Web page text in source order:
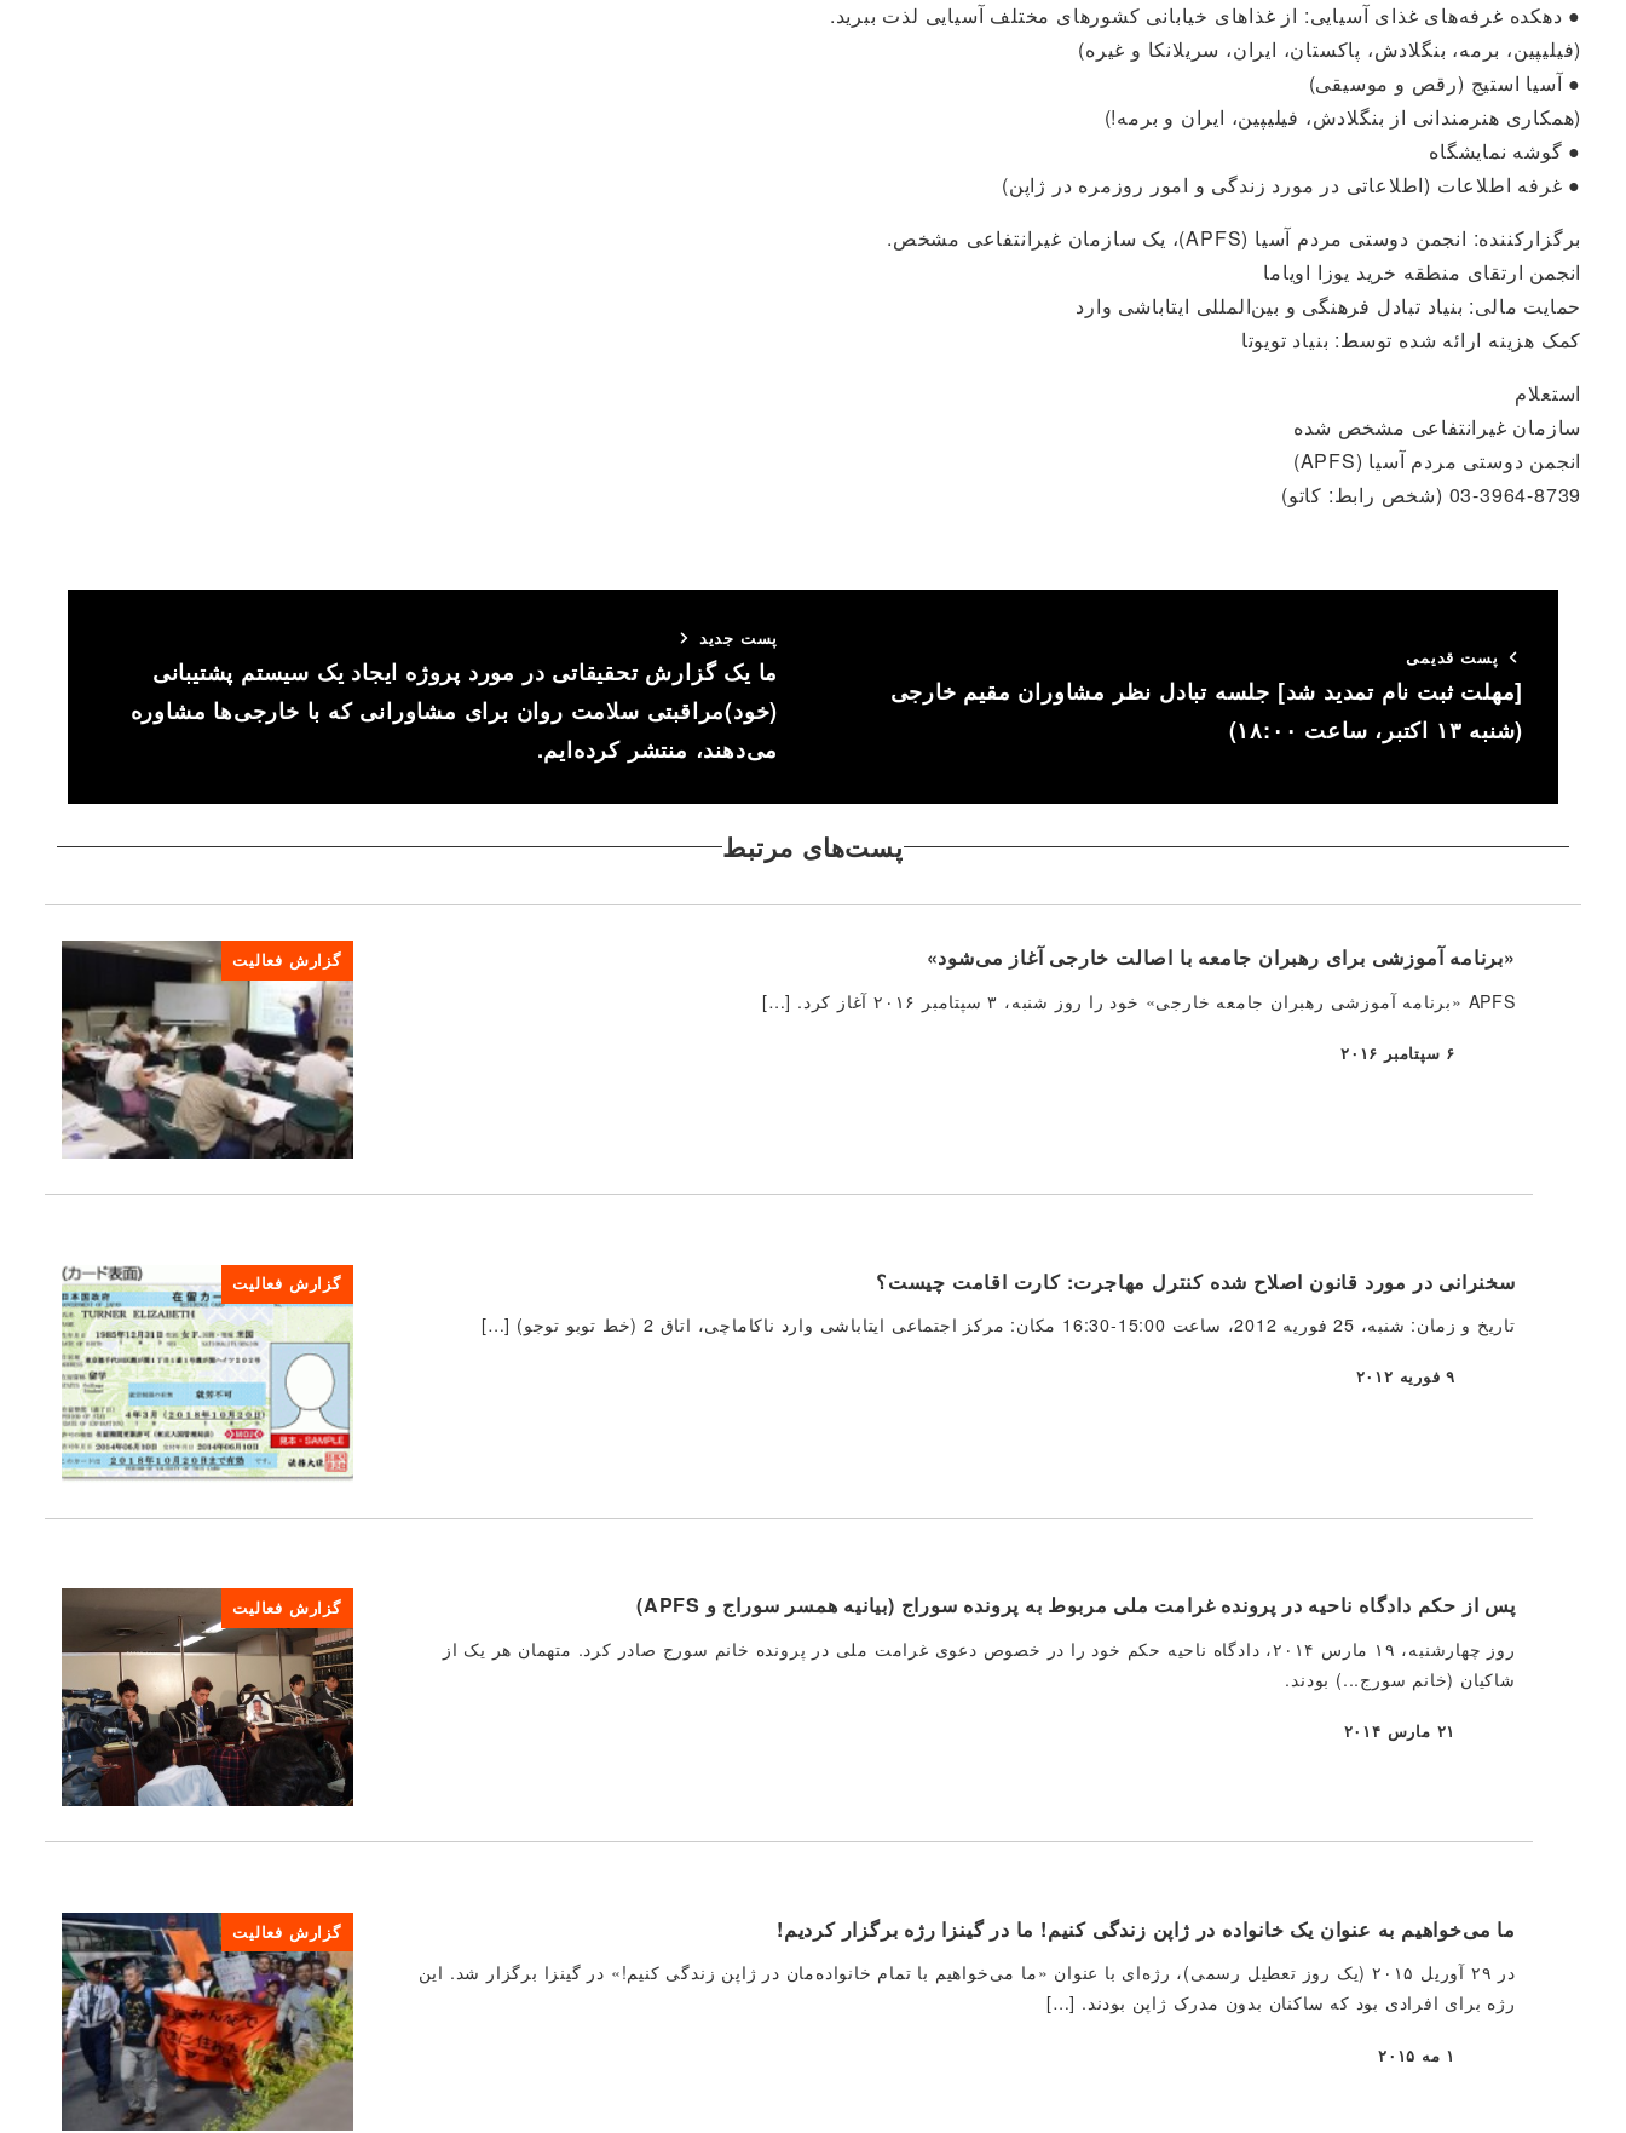
● دهکده غرفه‌های غذای آسیایی: از غذاهای خیابانی کشورهای مختلف آسیایی لذت ببرید.
(فیلیپین، برمه، بنگلادش، پاکستان، ایران، سریلانکا و غیره)
● آسیا استیج (رقص و موسیقی)
(همکاری هنرمندانی از بنگلادش، فیلیپین، ایران و برمه!)
● گوشه نمایشگاه
● غرفه اطلاعات (اطلاعاتی در مورد زندگی و امور روزمره در ژاپن)
برگزارکننده: انجمن دوستی مردم آسیا (APFS)، یک سازمان غیرانتفاعی مشخص.
انجمن ارتقای منطقه خرید یوزا اویاما
حمایت مالی: بنیاد تبادل فرهنگی و بین‌المللی ایتاباشی وارد
کمک هزینه ارائه شده توسط: بنیاد تویوتا
استعلام
سازمان غیرانتفاعی مشخص شده
انجمن دوستی مردم آسیا (APFS)
03-3964-8739 (شخص رابط: کاتو)
پست قدیمی
[مهلت ثبت نام تمدید شد] جلسه تبادل نظر مشاوران مقیم خارجی
(شنبه ۱۳ اکتبر، ساعت ۱۸:۰۰)
پست جدید
ما یک گزارش تحقیقاتی در مورد پروژه ایجاد یک سیستم پشتیبانی
(خود)مراقبتی سلامت روان برای مشاورانی که با خارجی‌ها مشاوره
می‌دهند، منتشر کرده‌ایم.
پست‌های مرتبط
گزارش فعالیت «برنامه آموزشی برای رهبران جامعه با اصالت خارجی آغاز می‌شود»
APFS «برنامه آموزشی رهبران جامعه خارجی» خود را روز شنبه، ۳ سپتامبر ۲۰۱۶ آغاز کرد. […]
منتشر شده
۶ سپتامبر ۲۰۱۶
گزارش فعالیت سخنرانی در مورد قانون اصلاح شده کنترل مهاجرت: کارت اقامت چیست؟
تاریخ و زمان: شنبه، 25 فوریه 2012، ساعت 15:00-16:30 مکان: مرکز اجتماعی ایتاباشی وارد ناکاماچی، اتاق 2 (خط توبو توجو) […]
منتشر شده
۹ فوریه ۲۰۱۲
گزارش فعالیت پس از حکم دادگاه ناحیه در پرونده غرامت ملی مربوط به پرونده سوراج (بیانیه همسر سوراج و APFS)
روز چهارشنبه، ۱۹ مارس ۲۰۱۴، دادگاه ناحیه حکم خود را در خصوص دعوی غرامت ملی در پرونده خانم سورج صادر کرد. متهمان هر یک از
شاکیان (خانم سورج...) بودند.
منتشر شده
۲۱ مارس ۲۰۱۴
گزارش فعالیت ما می‌خواهیم به عنوان یک خانواده در ژاپن زندگی کنیم! ما در گینزا رژه برگزار کردیم!
در ۲۹ آوریل ۲۰۱۵ (یک روز تعطیل رسمی)، رژه‌ای با عنوان «ما می‌خواهیم با تمام خانواده‌مان در ژاپن زندگی کنیم!» در گینزا برگزار شد. این
رژه برای افرادی بود که ساکنان بدون مدرک ژاپن بودند. […]
منتشر شده
۱ مه ۲۰۱۵